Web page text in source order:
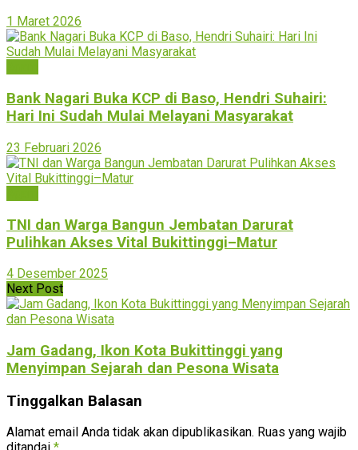
1 Maret 2026
Bank Nagari Buka KCP di Baso, Hendri Suhairi:
Hari Ini Sudah Mulai Melayani Masyarakat
23 Februari 2026
TNI dan Warga Bangun Jembatan Darurat
Pulihkan Akses Vital Bukittinggi–Matur
4 Desember 2025
Next Post
Jam Gadang, Ikon Kota Bukittinggi yang
Menyimpan Sejarah dan Pesona Wisata
Tinggalkan Balasan
Alamat email Anda tidak akan dipublikasikan. Ruas yang wajib